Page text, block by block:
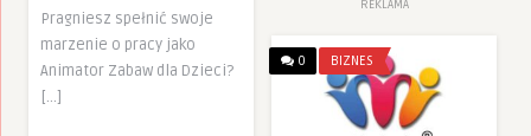
Pragniesz spełnić swoje
marzenie o pracy jako
Animator Zabaw dla Dzieci?
[…]
REKLAMA
0 BIZNES